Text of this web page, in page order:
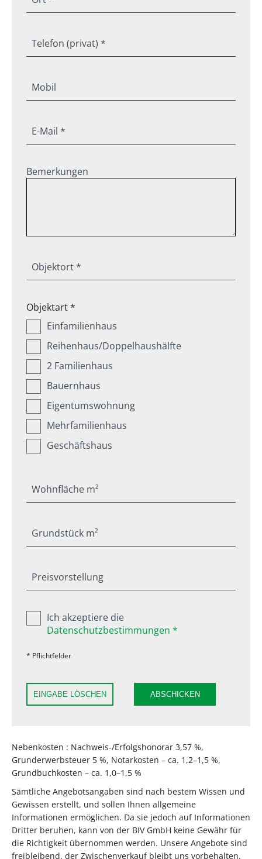
Telefon (privat) *
Mobil
E-Mail *
Bemerkungen
Objektort *
Objektart *
Einfamilienhaus
Reihenhaus/Doppelhaushälfte
2 Familienhaus
Bauernhaus
Eigentumswohnung
Mehrfamilienhaus
Geschäftshaus
Wohnfläche m²
Grundstück m²
Preisvorstellung
Ich akzeptiere die
Datenschutzbestimmungen *
* Pflichtfelder
EINGABE LÖSCHEN ABSCHICKEN
Nebenkosten : Nachweis-/Erfolgshonorar 3,57 %,
Grunderwerbsteuer 5 %, Notarkosten – ca. 1,2–1,5 %,
Grundbuchkosten – ca. 1,0–1,5 %
Sämtliche Angebotsangaben sind nach bestem Wissen und
Gewissen erstellt, und sollen Ihnen allgemeine
Informationen ermöglichen. Da sie jedoch auf Informationen
Dritter beruhen, kann von der BIV GmbH keine Gewähr für
die Richtigkeit übernommen werden. Unsere Angebote sind
freibleibend, der Zwischenverkauf bleibt uns vorbehalten.